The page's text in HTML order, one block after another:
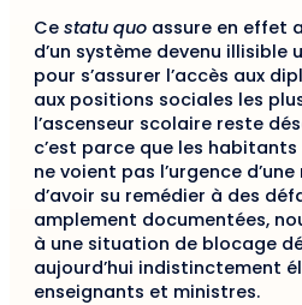
Ce statu quo assure en effet
d’un système devenu illisible
pour s’assurer l’accès aux
aux positions sociales les
l’ascenseur scolaire reste
c’est parce que les
ne voient pas l’urgence
d’avoir su remédier à des
amplement documentées,
à une situation de blocage
aujourd’hui indistinctement
enseignants et ministres.